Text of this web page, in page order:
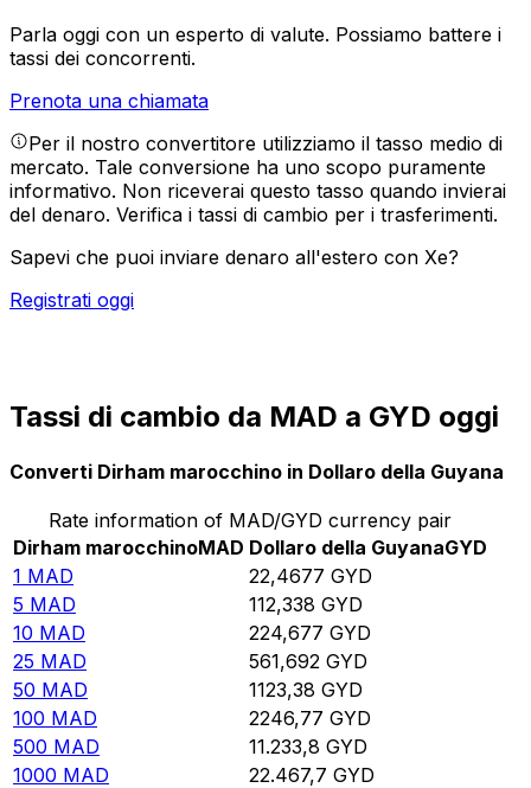
Parla oggi con un esperto di valute. Possiamo battere i
tassi dei concorrenti.
Prenota una chiamata
Per il nostro convertitore utilizziamo il tasso medio di
mercato. Tale conversione ha uno scopo puramente
informativo. Non riceverai questo tasso quando invierai
del denaro. Verifica i tassi di cambio per i trasferimenti.
Sapevi che puoi inviare denaro all'estero con Xe?
Registrati oggi
Tassi di cambio da MAD a GYD oggi
Converti Dirham marocchino in Dollaro della Guyana
Rate information of MAD/GYD currency pair
Dirham marocchinoMAD Dollaro della GuyanaGYD
1 MAD 22,4677 GYD
5 MAD 112,338 GYD
10 MAD 224,677 GYD
25 MAD 561,692 GYD
50 MAD 1123,38 GYD
100 MAD 2246,77 GYD
500 MAD 11.233,8 GYD
1000 MAD 22.467,7 GYD